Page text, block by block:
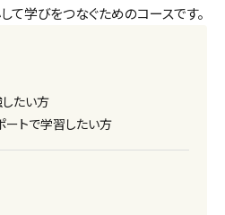
て学びをつなぐためのコースです。
たい方
トで学習したい方